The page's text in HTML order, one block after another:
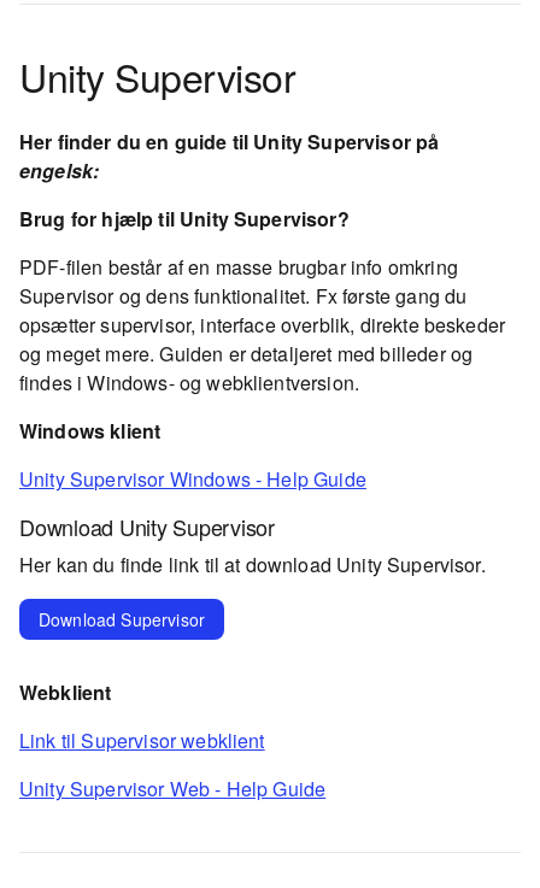
Unity Supervisor
Her finder du en guide til Unity Supervisor på
engelsk:
Brug for hjælp til Unity Supervisor?
PDF-filen består af en masse brugbar info omkring
Supervisor og dens funktionalitet. Fx første gang du
opsætter supervisor, interface overblik, direkte beskeder
og meget mere. Guiden er detaljeret med billeder og
findes i Windows- og webklientversion.
Windows klient
Unity Supervisor Windows - Help Guide
Download Unity Supervisor
Her kan du finde link til at download Unity Supervisor.
Download Supervisor
Webklient
Link til Supervisor webklient
Unity Supervisor Web - Help Guide